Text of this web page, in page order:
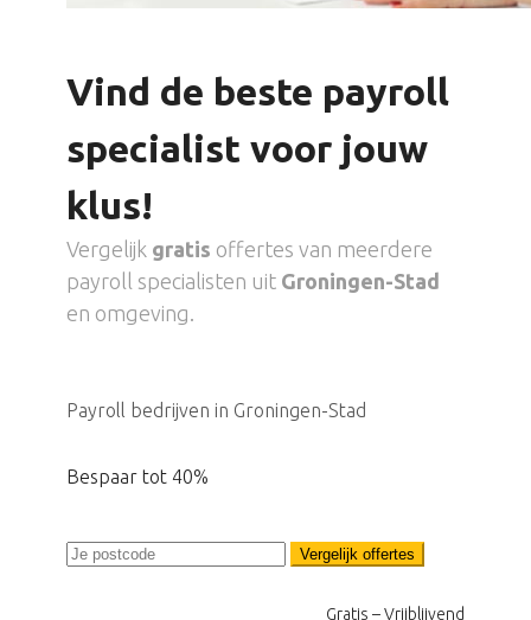
Vind de beste payroll
specialist voor jouw
klus!
Vergelijk gratis offertes van meerdere
payroll specialisten uit Groningen-Stad
en omgeving.
Payroll bedrijven in Groningen-Stad
Bespaar tot 40%
Vergelijk offertes
Gratis – Vrijblijvend